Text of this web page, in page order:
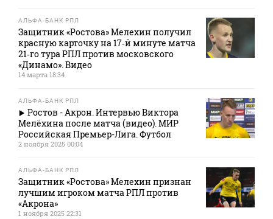
АЛЬФА-БАНК РПЛ
Защитник «Ростова» Мелехин получил
красную карточку на 17‑й минуте матча
21‑го тура РПЛ против московского
«Динамо». Видео
14 марта 18:34
АЛЬФА-БАНК РПЛ
Ростов - Акрон. Интервью Виктора
Мелёхина после матча (видео). МИР
Российская Премьер-Лига. Футбол
2 ноября 2025 00:04
АЛЬФА-БАНК РПЛ
Защитник «Ростова» Мелехин признан
лучшим игроком матча РПЛ против
«Акрона»
1 ноября 2025 22:31